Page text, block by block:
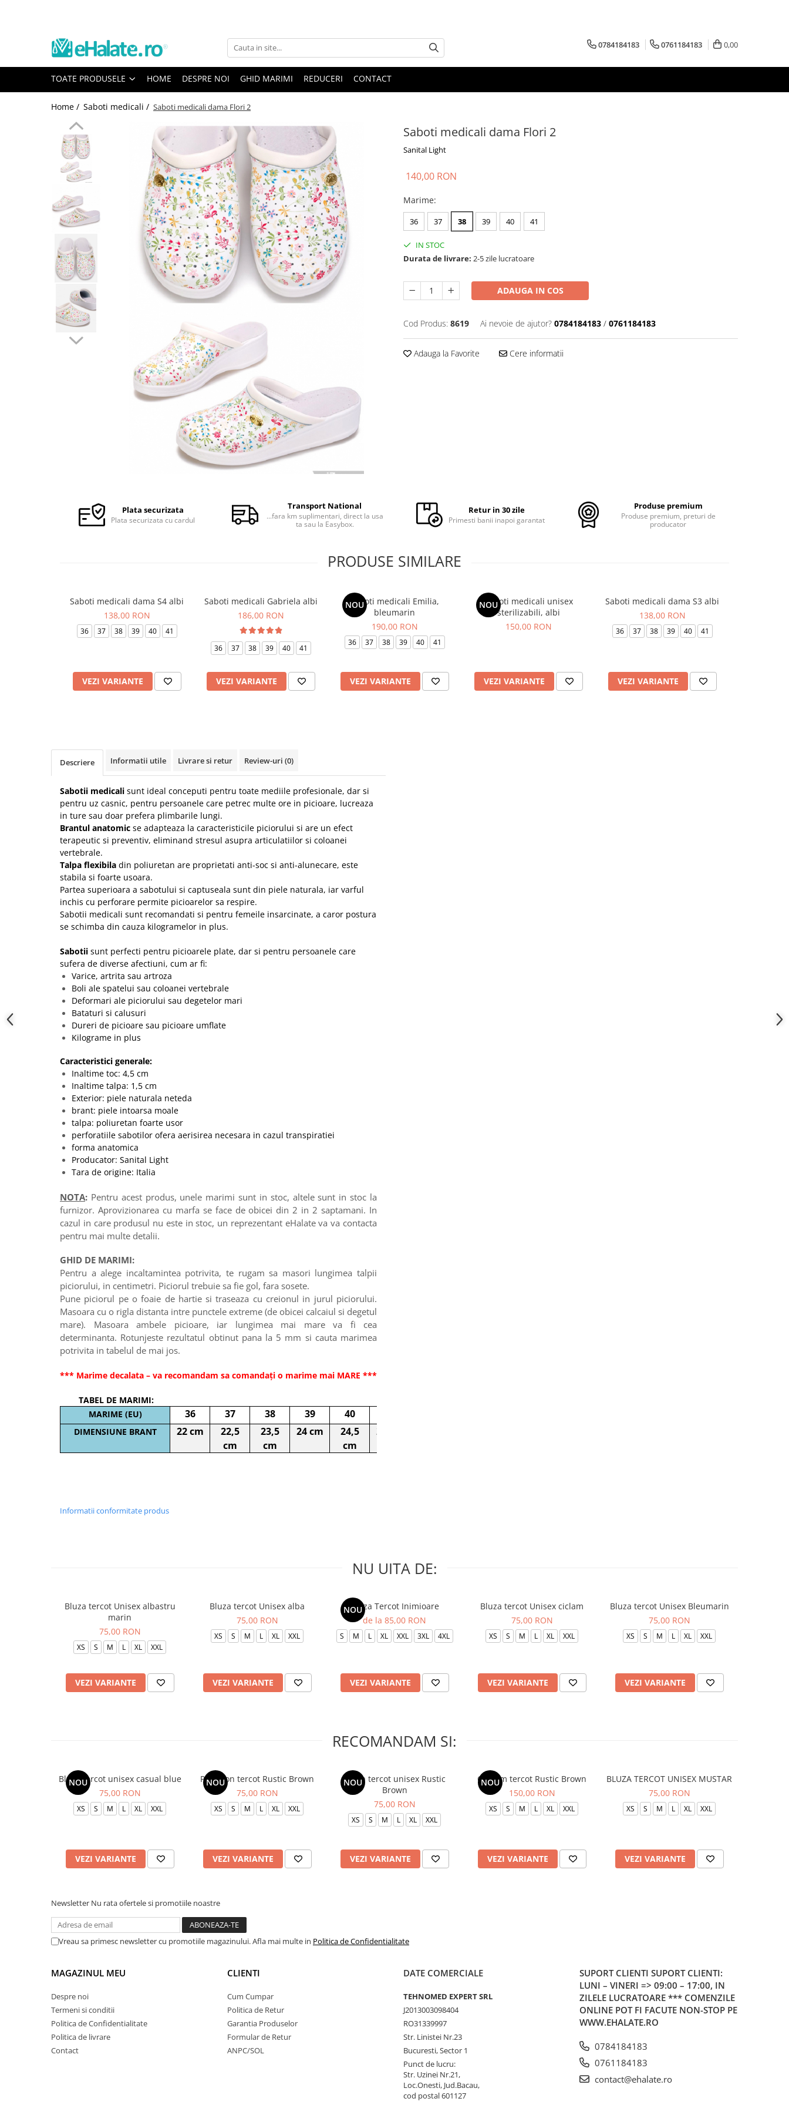
Toate Produsele
Bluze Unisex
Bluze Medicale
Bluze unisex cu imprimeuri
Bluze medicale uni
Halate medicale
Halate Bianca
Halate medicale femei
Halate medicale barbati
Halate medicale P2 cu fluturas
Halate medicale cu nasturi
Halate medicale cu fermoar
Halate medicale polar - unisex
Tricouri de lucru
0784184183 0761184183 0,00
TOATE PRODUSELE HOME DESPRE NOI GHID MARIMI REDUCERI CONTACT
Home / Saboti medicali / Saboti medicali dama Flori 2
Saboti medicali dama Flori 2
Sanital Light
Facebook
140,00 RON
Marime:
36 37 38 39 40 41
IN STOC
Durata de livrare: 2-5 zile lucratoare
ADAUGA IN COS
Cod Produs: 8619 Ai nevoie de ajutor? 0784184183 / 0761184183
Adauga la Favorite Cere informatii
Plata securizata
Plata securizata cu cardul
Transport National
...fara km suplimentari, direct la usa
ta sau la Easybox.
Retur in 30 zile
Primesti banii inapoi garantat
Produse premium
Produse premium, preturi de
producator
PRODUSE SIMILARE
Saboti medicali dama S4 albi
138,00 RON
36 37 38 39 40 41
VEZI VARIANTE
Saboti medicali Gabriela albi
186,00 RON
36 37 38 39 40 41
VEZI VARIANTE
NOU
Saboti medicali Emilia,
bleumarin
190,00 RON
36 37 38 39 40 41
VEZI VARIANTE
NOU
Saboti medicali unisex
sterilizabili, albi
150,00 RON
VEZI VARIANTE
Saboti medicali dama S3 albi
138,00 RON
36 37 38 39 40 41
VEZI VARIANTE
Descriere Informatii utile Livrare si retur Review-uri (0)
Sabotii medicali sunt ideal conceputi pentru toate mediile profesionale, dar si
pentru uz casnic, pentru persoanele care petrec multe ore in picioare, lucreaza
in ture sau doar prefera plimbarile lungi.
Brantul anatomic se adapteaza la caracteristicile piciorului si are un efect
terapeutic si preventiv, eliminand stresul asupra articulatiilor si coloanei
vertebrale.
Talpa flexibila din poliuretan are proprietati anti-soc si anti-alunecare, este
stabila si foarte usoara.
Partea superioara a sabotului si captuseala sunt din piele naturala, iar varful
inchis cu perforare permite picioarelor sa respire.
Sabotii medicali sunt recomandati si pentru femeile insarcinate, a caror postura
se schimba din cauza kilogramelor in plus.
Sabotii sunt perfecti pentru picioarele plate, dar si pentru persoanele care
sufera de diverse afectiuni, cum ar fi:
Varice, artrita sau artroza
Boli ale spatelui sau coloanei vertebrale
Deformari ale piciorului sau degetelor mari
Bataturi si calusuri
Dureri de picioare sau picioare umflate
Kilograme in plus
Caracteristici generale:
Inaltime toc: 4,5 cm
Inaltime talpa: 1,5 cm
Exterior: piele naturala neteda
brant: piele intoarsa moale
talpa: poliuretan foarte usor
perforatiile sabotilor ofera aerisirea necesara in cazul transpiratiei
forma anatomica
Producator: Sanital Light
Tara de origine: Italia
NOTA: Pentru acest produs, unele marimi sunt in stoc, altele sunt in stoc la
furnizor. Aprovizionarea cu marfa se face de obicei din 2 in 2 saptamani. In
cazul in care produsul nu este in stoc, un reprezentant eHalate va va contacta
pentru mai multe detalii.
GHID DE MARIMI:
Pentru a alege incaltamintea potrivita, te rugam sa masori lungimea talpii
piciorului, in centimetri. Piciorul trebuie sa fie gol, fara sosete.
Pune piciorul pe o foaie de hartie si traseaza cu creionul in jurul piciorului.
Masoara cu o rigla distanta intre punctele extreme (de obicei calcaiul si degetul
mare). Masoara ambele picioare, iar lungimea mai mare va fi cea
determinanta. Rotunjeste rezultatul obtinut pana la 5 mm si cauta marimea
potrivita in tabelul de mai jos.
*** Marime decalata – va recomandam sa comandați o marime mai MARE ***
TABEL DE MARIMI:
MARIME (EU)
36 37 38 39 40
DIMENSIUNE BRANT 22 cm
22,5
cm
23,5
cm
24 cm
24,5
cm
25 cm
Informatii conformitate produs
NU UITA DE:
Bluza tercot Unisex albastru
marin
75,00 RON
XS S M L XL XXL
VEZI VARIANTE
Bluza tercot Unisex alba
75,00 RON
XS S M L XL XXL
VEZI VARIANTE
NOU
Bluza Tercot Inimioare
de la 85,00 RON
S M L XL XXL 3XL 4XL
VEZI VARIANTE
Bluza tercot Unisex ciclam
75,00 RON
XS S M L XL XXL
VEZI VARIANTE
Bluza tercot Unisex Bleumarin
75,00 RON
XS S M L XL XXL
VEZI VARIANTE
RECOMANDAM SI:
NOU
Bluza tercot unisex casual blue
75,00 RON
XS S M L XL XXL
VEZI VARIANTE
NOU
Pantalon tercot Rustic Brown
75,00 RON
XS S M L XL XXL
VEZI VARIANTE
NOU
Bluza tercot unisex Rustic
Brown
75,00 RON
XS S M L XL XXL
VEZI VARIANTE
NOU
Costum tercot Rustic Brown
150,00 RON
XS S M L XL XXL
VEZI VARIANTE
BLUZA TERCOT UNISEX MUSTAR
75,00 RON
XS S M L XL XXL
VEZI VARIANTE
Newsletter Nu rata ofertele si promotiile noastre
Vreau sa primesc newsletter cu promotiile magazinului. Afla mai multe in Politica de Confidentialitate
MAGAZINUL MEU
Despre noi
Termeni si conditii
Politica de Confidentialitate
Politica de livrare
Contact
CLIENTI
Cum Cumpar
Politica de Retur
Garantia Produselor
Formular de Retur
ANPC/SOL
DATE COMERCIALE
TEHNOMED EXPERT SRL
J2013003098404
RO31339997
Str. Linistei Nr.23
Bucuresti, Sector 1
Punct de lucru:
Str. Uzinei Nr.21,
Loc.Onesti, Jud.Bacau,
cod postal 601127
SUPORT CLIENTI SUPORT CLIENTI:
LUNI – VINERI => 09:00 – 17:00, IN
ZILELE LUCRATOARE *** COMENZILE
ONLINE POT FI FACUTE NON-STOP PE
WWW.EHALATE.RO
0784184183
0761184183
contact@ehalate.ro